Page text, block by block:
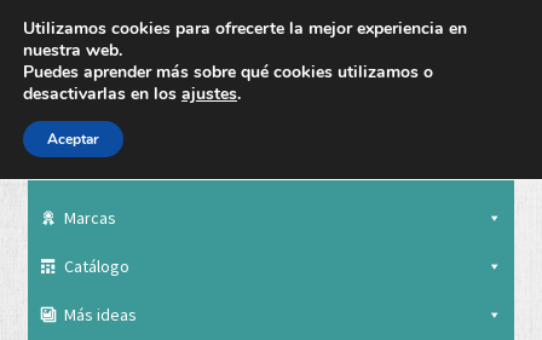
Marcas
Catálogo
Más ideas
Utilizamos cookies para ofrecerte la mejor experiencia en
nuestra web.
Puedes aprender más sobre qué cookies utilizamos o
desactivarlas en los ajustes.
Aceptar